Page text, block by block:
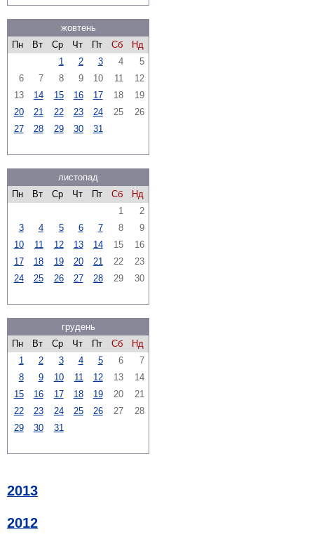
жовтень
Пн
Вт Ср Чт Пт Сб
Нд
1
2 3 4
5
6
7 8 9 10 11
12
13
14 15 16 17 18
19
20
21 22 23 24 25
26
27
28 29 30 31
листопад
Пн
Вт Ср Чт Пт Сб
Нд
1
2
3
4 5 6 7 8
9
10
11 12 13 14 15
16
17
18 19 20 21 22
23
24
25 26 27 28 29 30
грудень
Пн
Вт Ср Чт Пт Сб
Нд
1
2 3 4 5 6
7
8
9 10 11 12 13
14
15
16 17 18 19 20
21
22
23 24 25 26 27
28
29
30 31
2013
2012